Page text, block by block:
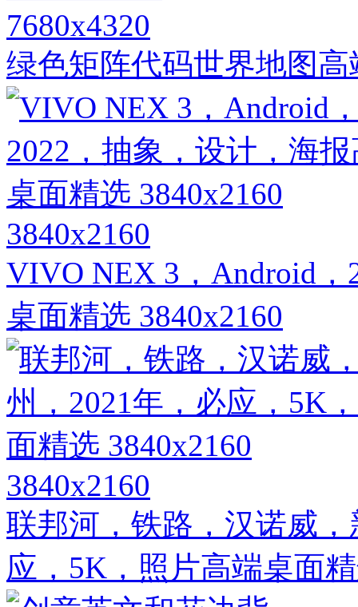
7680x4320
绿色矩阵代码世界地图
3840x2160
VIVO NEX 3，Android
桌面精选 3840x2160
3840x2160
联邦河，铁路，汉诺威
应，5K，照片高端桌面